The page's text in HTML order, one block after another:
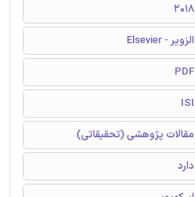
2018
الزویر - Elsevier
PDF
ISI
مقالات پژوهشی (تحقیقاتی)
دارد